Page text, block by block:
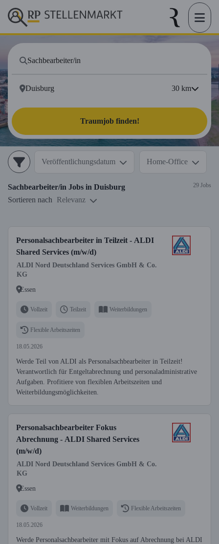
30 km
Traumjob finden!
Veröffentlichungsdatum Home-Office
Sachbearbeiter/in Jobs in Duisburg 29 Jobs
Sortieren nach Relevanz
Personalsachbearbeiter in Teilzeit - ALDI
Shared Services (m/w/d)
ALDI Nord Deutschland Services GmbH & Co.
KG
Essen
Vollzeit Teilzeit Weiterbildungen
Flexible Arbeitszeiten
18.05.2026
Werde Teil von ALDI als Personalsachbearbeiter in Teilzeit!
Verantwortlich für Entgeltabrechnung und personaladministrative
Aufgaben. Profitiere von flexiblen Arbeitszeiten und
Weiterbildungsmöglichkeiten.
Personalsachbearbeiter Fokus
Abrechnung - ALDI Shared Services
(m/w/d)
ALDI Nord Deutschland Services GmbH & Co.
KG
Essen
Vollzeit Weiterbildungen Flexible Arbeitszeiten
18.05.2026
Werde Personalsachbearbeiter mit Fokus auf Abrechnung bei ALDI